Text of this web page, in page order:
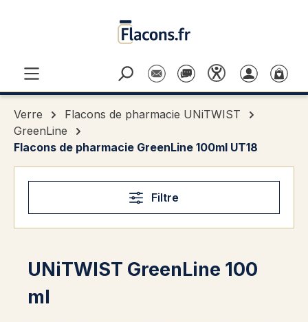
Verre
Flacons de pharmacie UNiTWIST
GreenLine
Flacons de pharmacie GreenLine 100ml UT18
Filtre
UNiTWIST GreenLine 100
ml